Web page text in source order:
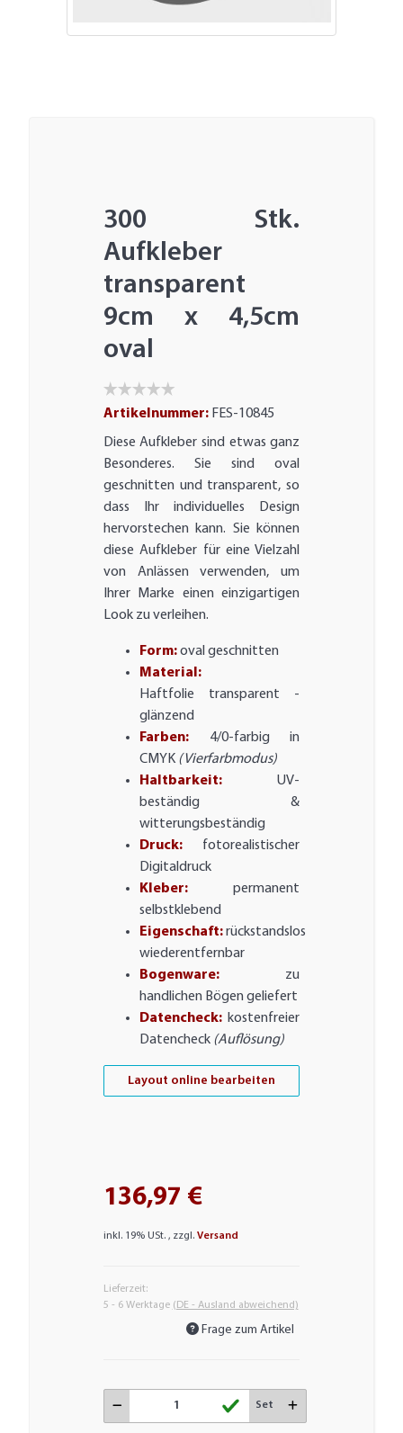
300 Stk.
Aufkleber
transparent
9cm x 4,5cm
oval
Artikelnummer: FES-10845
Diese Aufkleber sind etwas ganz
Besonderes. Sie sind oval
geschnitten und transparent, so
dass Ihr individuelles Design
hervorstechen kann. Sie können
diese Aufkleber für eine Vielzahl
von Anlässen verwenden, um
Ihrer Marke einen einzigartigen
Look zu verleihen.
Form:oval geschnitten
Material:
Haftfolie transparent -
glänzend
Farben:4/0-farbig in
CMYK (Vierfarbmodus)
Haltbarkeit:UV-
beständig &
witterungsbeständig
Druck:fotorealistischer
Digitaldruck
Kleber:permanent
selbstklebend
Eigenschaft:rückstandslos
wiederentfernbar
Bogenware:zu
handlichen Bögen geliefert
Datencheck:kostenfreier
Datencheck (Auflösung)
Layout online bearbeiten
136,97 €
inkl. 19% USt. , zzgl. Versand
Lieferzeit:
5 - 6 Werktage (DE - Ausland abweichend)
Frage zum Artikel
Set